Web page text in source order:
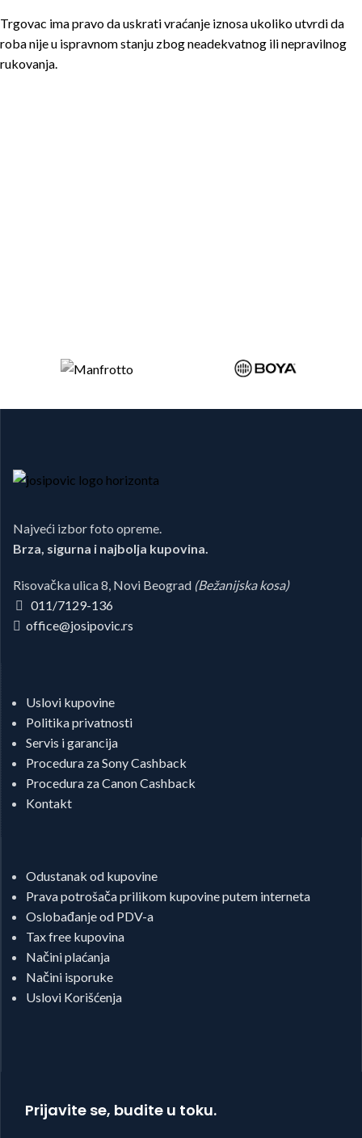
Trgovac ima pravo da uskrati vraćanje iznosa ukoliko utvrdi da
roba nije u ispravnom stanju zbog neadekvatnog ili nepravilnog
rukovanja.
Najveći izbor foto opreme.
Brza, sigurna i najbolja kupovina.
Risovačka ulica 8, Novi Beograd (Bežanijska kosa)
011/7129-136
office@josipovic.rs
Uslovi kupovine
Politika privatnosti
Servis i garancija
Procedura za Sony Cashback
Procedura za Canon Cashback
Kontakt
Odustanak od kupovine
Prava potrošača prilikom kupovine putem interneta
Oslobađanje od PDV-a
Tax free kupovina
Načini plaćanja
Načini isporuke
Uslovi Korišćenja
Prijavite se, budite u toku.